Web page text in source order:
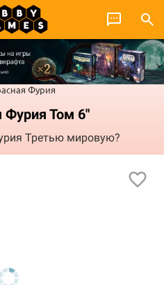
Фурия
Фурия Том 6"
Третью мировую?